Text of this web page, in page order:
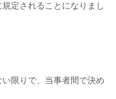
定されることになりまし
限りで、当事者間で決め